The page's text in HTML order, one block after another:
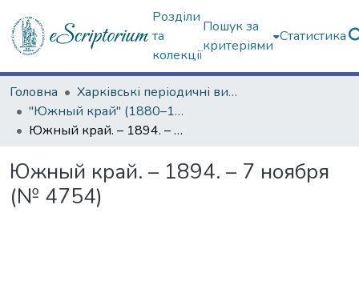
Розділи
та
колекції
Пошук за
критеріями
Статистика
Головна
Харківські періодичні видання
"Южный край" (1880–1919 гг.)
Южный край. – 1894. – 7 ноября (№ 4754)
Южный край. – 1894. – 7 ноября
(№ 4754)